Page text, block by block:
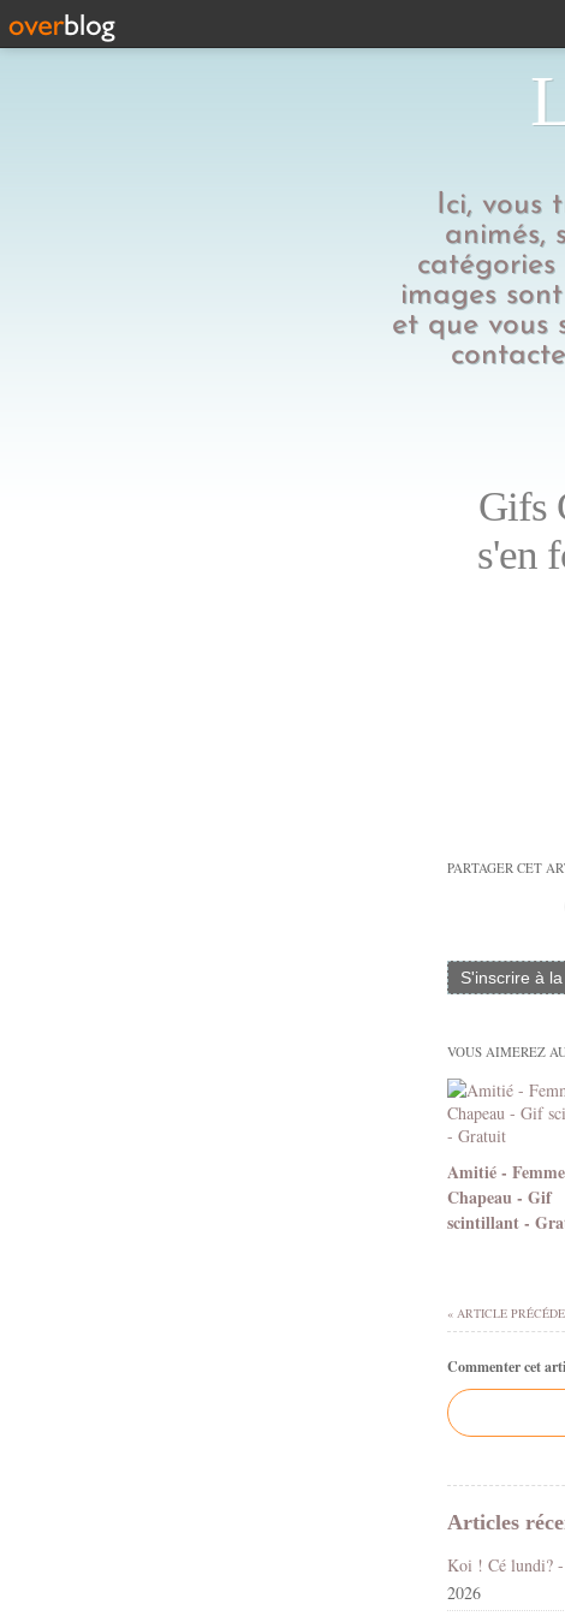
Ici, vous
animés,
images
et que vous
Gifs
s'en
PARTAGER CET
S'inscrire à
VOUS AIMEREZ
Amitié -
Chapeau - Gif
scintillant -
« ARTICLE
Commenter cet
Articles
2026